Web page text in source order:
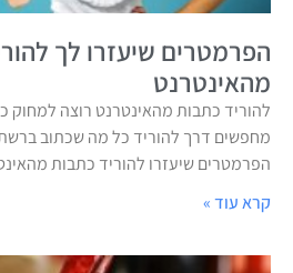
הפרמטרים שיעזרו לך
מהאינטרנט
להוריד כתבות מהאינטרנט רוצה למחוק
מחפשים דרך להוריד כל מה שכתוב
הפרמטרים שיעזרו להוריד כתבות
קרא עוד »